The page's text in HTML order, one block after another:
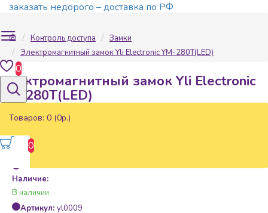
0
Товаров: 0 (0р.)
0
Контроль доступа
Замки
Электромагнитный замок Yli Electronic YM-280T(LED)
Электромагнитный замок Yli Electronic
YM-280T(LED)
Наличие:
В наличии
Артикул: yl0009